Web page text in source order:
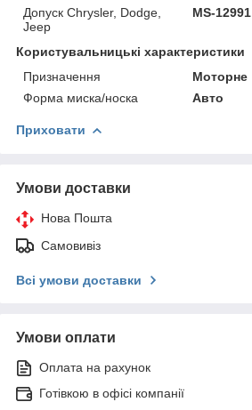
Допуск Chrysler, Dodge,
Jeep
MS-12991
Користувальницькі характеристики
Призначення
Моторне
Форма миска/носка
Авто
Приховати
Умови доставки
Нова Пошта
Самовивіз
Всі умови доставки
Умови оплати
Оплата на рахунок
Готівкою в офісі компанії